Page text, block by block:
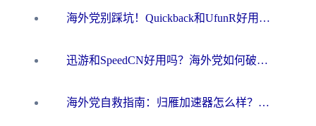
海外党别踩坑！Quickback和UfunR好用吗？选对回国加速器才能无缝刷国内资源
迅游和SpeedCN好用吗？海外党如何破解那道看不见的墙
海外党自救指南：归雁加速器怎么样？教你避开坑实现国内资源无缝访问